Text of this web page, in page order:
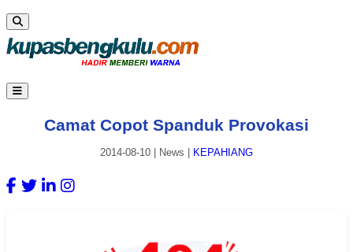
Camat Copot Spanduk Provokasi
2014-08-10 News KEPAHIANG